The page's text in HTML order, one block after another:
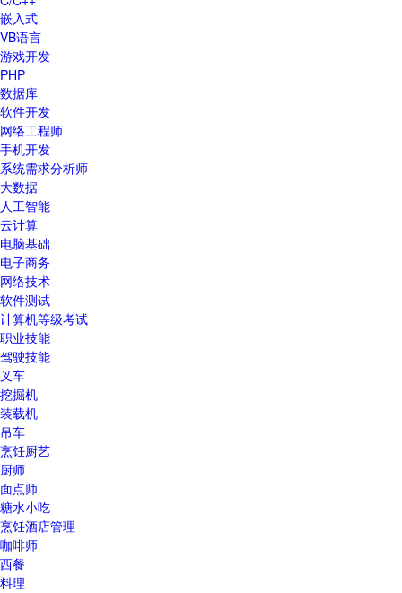
嵌入式
VB语言
游戏开发
PHP
数据库
软件开发
网络工程师
手机开发
系统需求分析师
大数据
人工智能
云计算
电脑基础
电子商务
网络技术
软件测试
计算机等级考试
职业技能
驾驶技能
叉车
挖掘机
装载机
吊车
烹饪厨艺
厨师
面点师
糖水小吃
烹饪酒店管理
咖啡师
西餐
料理